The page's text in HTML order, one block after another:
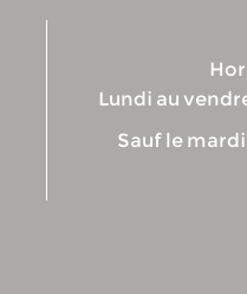
Lundi au
Sauf le